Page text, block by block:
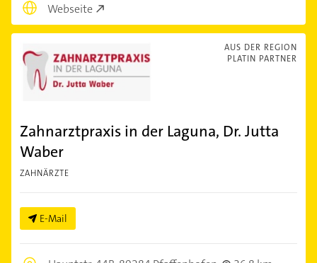
Webseite
AUS DER REGION
PLATIN PARTNER
Zahnarztpraxis in der Laguna, Dr. Jutta
Waber
ZAHNÄRZTE
E-Mail